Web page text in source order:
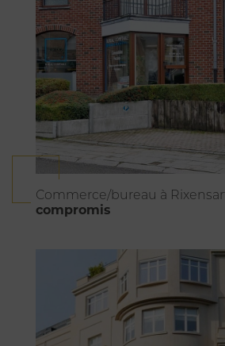
Commerce/bureau à
compromis